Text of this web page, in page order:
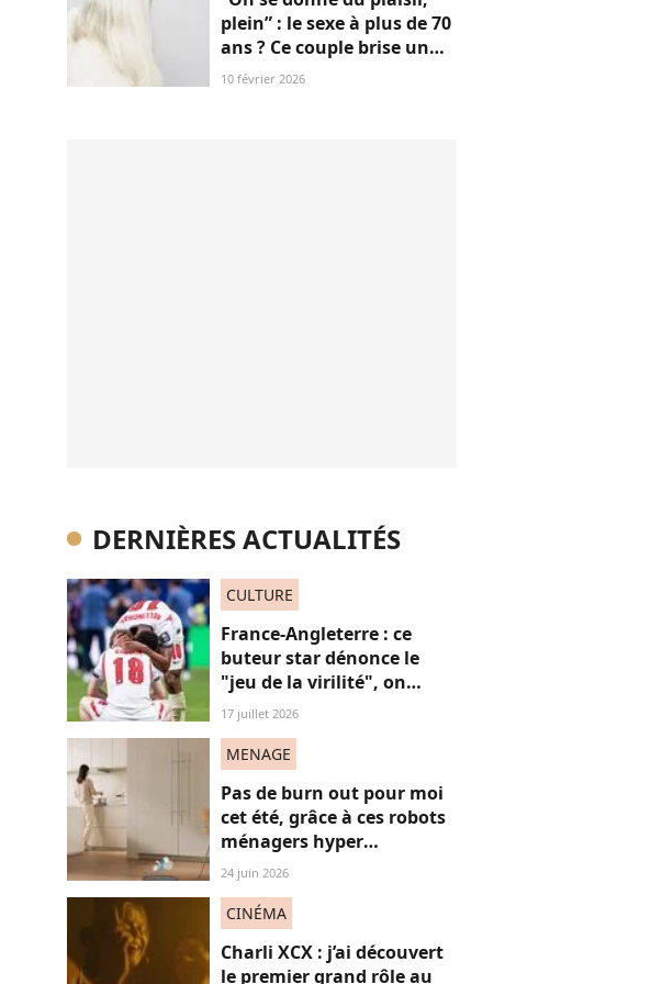
plein” : le sexe à plus de 70
ans ? Ce couple brise un
non-dit sur ces images
10 février 2026
DERNIÈRES ACTUALITÉS
CULTURE
France-Angleterre : ce
buteur star dénonce le
"jeu de la virilité", on
décrypte ses mots pas très
17 juillet 2026
MENAGE
Pas de burn out pour moi
cet été, grâce à ces robots
ménagers hyper
performants
24 juin 2026
CINÉMA
Charli XCX : j’ai découvert
le premier grand rôle au